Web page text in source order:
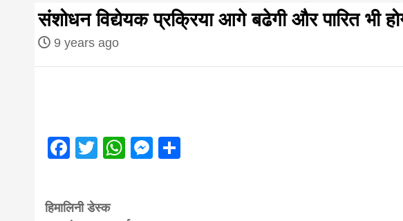
first hindi
magazine of
news in hindi
from
संशोधन विद्येयक प्रक्रिया आगे बढेगी और पारित भी
9 years ago
Facebook
TwitterWhatsApp
Messenger
हिमालिनी डेस्क
आज का पंचांग: आज दिनांक 2 अगस्त 2026 रविवार शुभसंवत् 2083